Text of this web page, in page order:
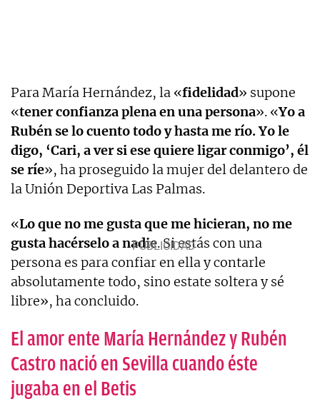
Para María Hernández, la «fidelidad» supone
«tener confianza plena en una persona». «Yo a
Rubén se lo cuento todo y hasta me río. Yo le
digo, ‘Cari, a ver si ese quiere ligar conmigo’, él
se ríe», ha proseguido la mujer del delantero de
la Unión Deportiva Las Palmas.
«Lo que no me gusta que me hicieran, no me
gusta hacérselo a nadie. Si estás con una
persona es para confiar en ella y contarle
absolutamente todo, sino estate soltera y sé
libre», ha concluido.
El amor ente María Hernández y Rubén
Castro nació en Sevilla cuando éste
jugaba en el Betis